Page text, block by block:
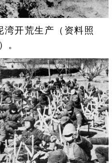
湾开荒生产（资料照
。